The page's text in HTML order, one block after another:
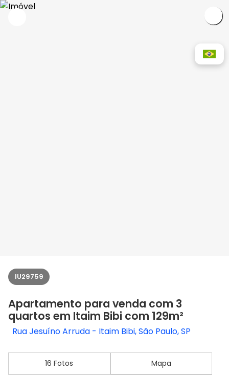
IU29759
Apartamento para venda com 3
quartos em Itaim Bibi com 129m²
Rua Jesuíno Arruda - Itaim Bibi, São Paulo, SP
16 Fotos Mapa